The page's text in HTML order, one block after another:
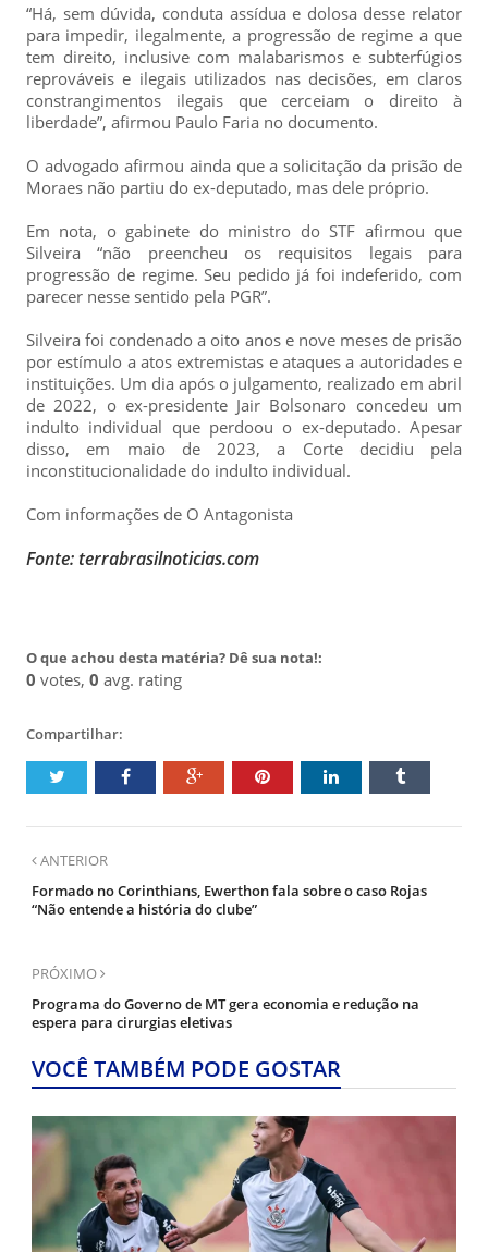
“Há, sem dúvida, conduta assídua e dolosa desse relator
para impedir, ilegalmente, a progressão de regime a que
tem direito, inclusive com malabarismos e subterfúgios
reprováveis e ilegais utilizados nas decisões, em claros
constrangimentos ilegais que cerceiam o direito à
liberdade”, afirmou Paulo Faria no documento.
O advogado afirmou ainda que a solicitação da prisão de
Moraes não partiu do ex-deputado, mas dele próprio.
Em nota, o gabinete do ministro do STF afirmou que
Silveira “não preencheu os requisitos legais para
progressão de regime. Seu pedido já foi indeferido, com
parecer nesse sentido pela PGR”.
Silveira foi condenado a oito anos e nove meses de prisão
por estímulo a atos extremistas e ataques a autoridades e
instituições. Um dia após o julgamento, realizado em abril
de 2022, o ex-presidente Jair Bolsonaro concedeu um
indulto individual que perdoou o ex-deputado. Apesar
disso, em maio de 2023, a Corte decidiu pela
inconstitucionalidade do indulto individual.
Com informações de O Antagonista
Fonte: terrabrasilnoticias.com
O que achou desta matéria? Dê sua nota!:
0 votes, 0 avg. rating
Compartilhar:
ANTERIOR
Formado no Corinthians, Ewerthon fala sobre o caso Rojas
“Não entende a história do clube”
PRÓXIMO
Programa do Governo de MT gera economia e redução na
espera para cirurgias eletivas
VOCÊ TAMBÉM PODE GOSTAR